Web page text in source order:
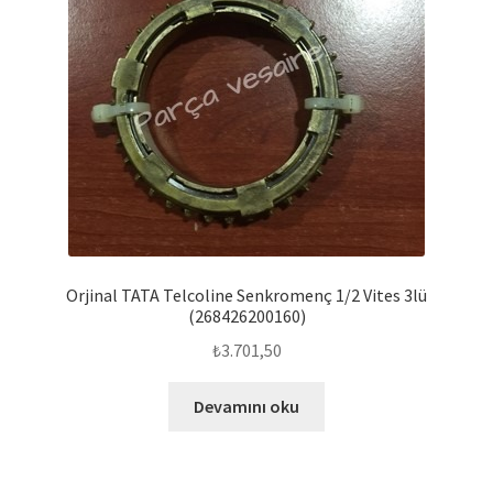
Orjinal TATA Telcoline Senkromenç 1/2 Vites 3lü
(268426200160)
₺3.701,50
Devamını oku